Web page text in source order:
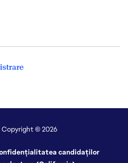
Copyright © 2026
candidaților